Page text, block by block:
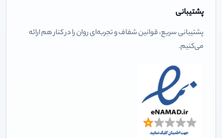
پشتیبانی
پشتیبانی سریع، قوانین شفاف و تجربه‌ای روان را در کنار هم ارائه
می‌کنیم.